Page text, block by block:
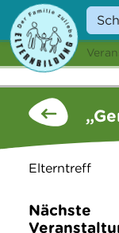
Angebote
Veranstaltungen
Service
Über uns
Elterntreff
Nächste